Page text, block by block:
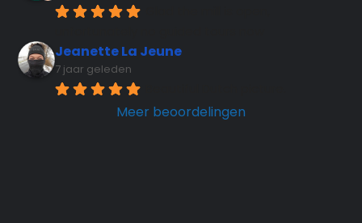
Jeanette La Jeune
7 jaar geleden
Meer beoordelingen